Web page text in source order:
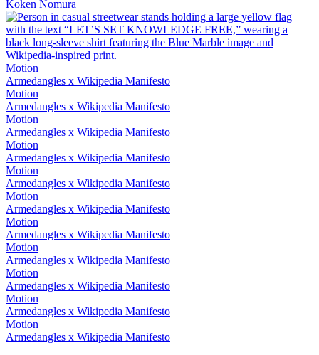
Koken Nomura
Motion
Armedangles x Wikipedia Manifesto
Motion
Armedangles x Wikipedia Manifesto
Motion
Armedangles x Wikipedia Manifesto
Motion
Armedangles x Wikipedia Manifesto
Motion
Armedangles x Wikipedia Manifesto
Motion
Armedangles x Wikipedia Manifesto
Motion
Armedangles x Wikipedia Manifesto
Motion
Armedangles x Wikipedia Manifesto
Motion
Armedangles x Wikipedia Manifesto
Motion
Armedangles x Wikipedia Manifesto
Motion
Armedangles x Wikipedia Manifesto